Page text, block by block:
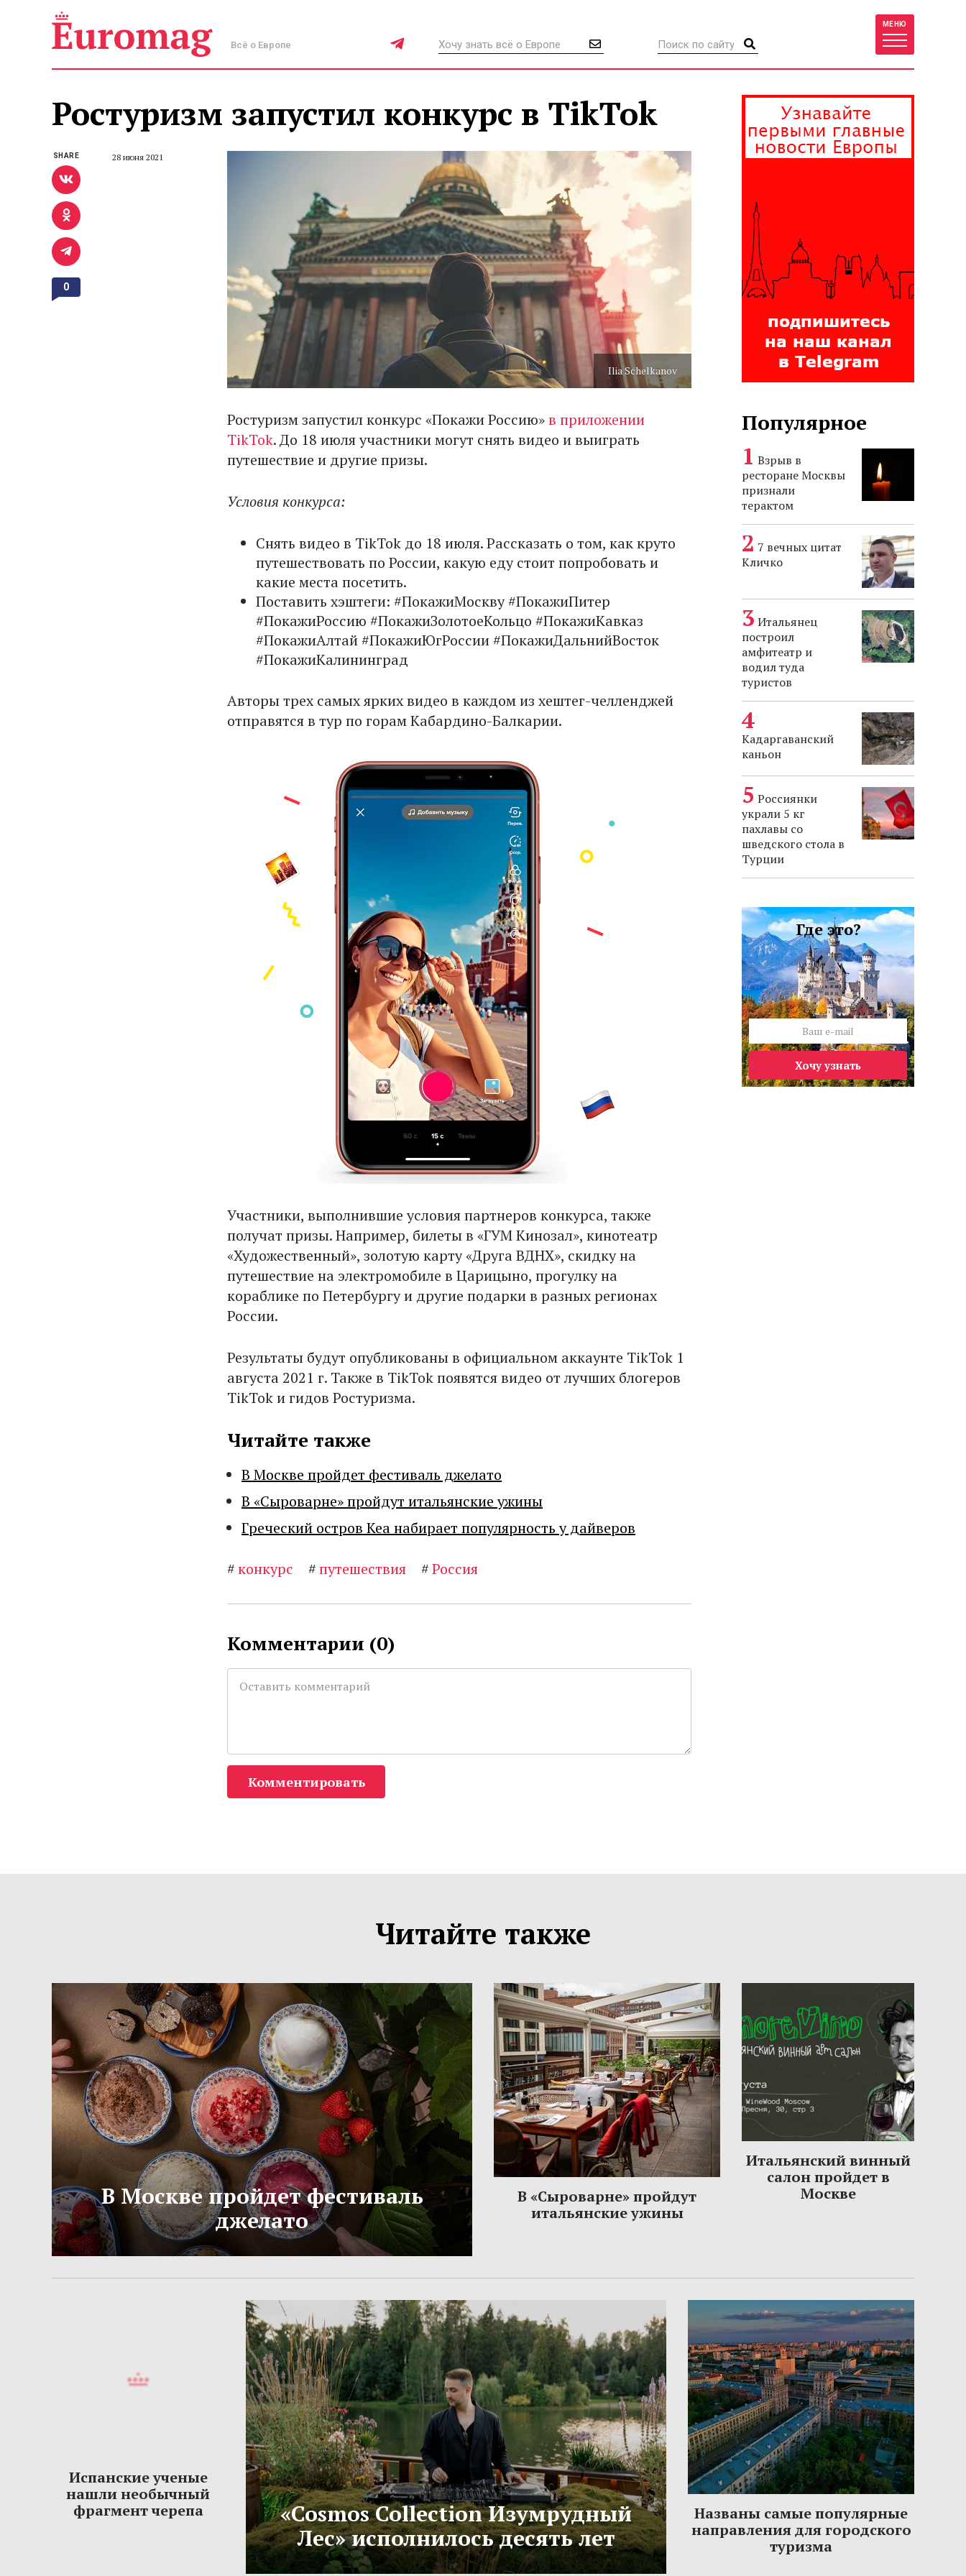
Всё о Европе
МЕНЮ
Ростуризм запустил конкурс в TikTok
28 июня 2021
Ilia Schelkanov
Ростуризм запустил конкурс «Покажи Россию»в приложении
TikTok. До 18 июля участники могут снять видео и выиграть
путешествие и другие призы.
Условия конкурса:
Снять видео в TikTok до 18 июля. Рассказать о том, как круто
путешествовать по России, какую еду стоит попробовать и
какие места посетить.
Поставить хэштеги: #ПокажиМоскву #ПокажиПитер
#ПокажиРоссию #ПокажиЗолотоеКольцо #ПокажиКавказ
#ПокажиАлтай #ПокажиЮгРоссии #ПокажиДальнийВосток
#ПокажиКалининград
Авторы трех самых ярких видео в каждом из хештег-челленджей
отправятся в тур по горам Кабардино-Балкарии.
Участники, выполнившие условия партнеров конкурса, также
получат призы. Например, билеты в «ГУМ Кинозал», кинотеатр
«Художественный», золотую карту «Друга ВДНХ», скидку на
путешествие на электромобиле в Царицыно, прогулку на
кораблике по Петербургу и другие подарки в разных регионах
России.
Результаты будут опубликованы в официальном аккаунте TikTok 1
августа 2021 г. Также в TikTok появятся видео от лучших блогеров
TikTok и гидов Ростуризма.
Читайте также
В Москве пройдет фестиваль джелато
В «Сыроварне» пройдут итальянские ужины
Греческий остров Кеа набирает популярность у дайверов
#конкурс #путешествия #Россия
SHARE
0
Комментарии (0)
Комментировать
Популярное
Взрыв в
ресторане Москвы
признали
терактом
7 вечных цитат
Кличко
Итальянец
построил
амфитеатр и
водил туда
туристов
Кадаргаванский
каньон
Россиянки
украли 5 кг
пахлавы со
шведского стола в
Турции
Где это?
Хочу узнать
Читайте также
В Москве пройдет фестиваль
джелато
В «Сыроварне» пройдут
итальянские ужины
Итальянский винный
салон пройдет в
Москве
Испанские ученые
нашли необычный
фрагмент черепа
«Cosmos Collection Изумрудный
Лес» исполнилось десять лет
Названы самые популярные
направления для городского
туризма